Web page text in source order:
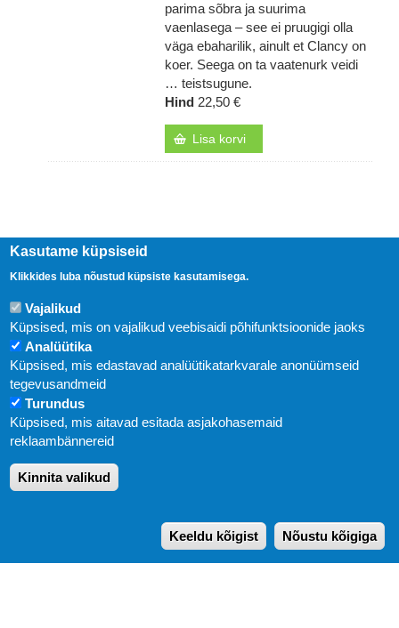
parima sõbra ja suurima
vaenlasega – see ei pruugigi olla
väga ebaharilik, ainult et Clancy on
koer. Seega on ta vaatenurk veidi
… teistsugune.
Hind 22,50 €
Lisa korvi
Uudised
KIRJASTUS PEGASUS OÜ © 2020
Paldiski mnt. 29 (A korpus VI korrus), Tallinn
E-post:pegasus[at]pegasus.ee
Kasutame küpsiseid
Klikkides luba nõustud küpsiste kasutamisega.
Vajalikud
Küpsised, mis on vajalikud veebisaidi põhifunktsioonide jaoks
Analüütika
Küpsised, mis edastavad analüütikatarkvarale anonüümseid
tegevusandmeid
Turundus
Küpsised, mis aitavad esitada asjakohasemaid
reklaambännereid
Kinnita valikud
Keeldu kõigist Nõustu kõigiga